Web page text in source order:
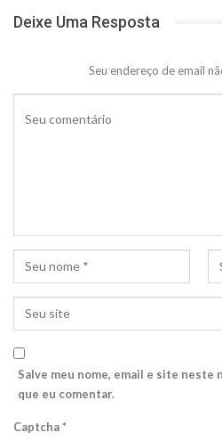
Deixe Uma Resposta
Seu endereço de email
Salve meu nome, email e site neste
que eu comentar.
Captcha*